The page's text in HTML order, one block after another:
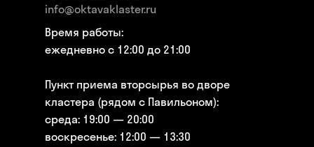
info@oktavaklaster.ru
Время работы:
ежедневно с 12:00 до 21:00
Пункт приема вторсырья во дворе
кластера (рядом с Павильоном):
среда: 19:00 — 20:00
воскресенье: 12:00 — 13:30